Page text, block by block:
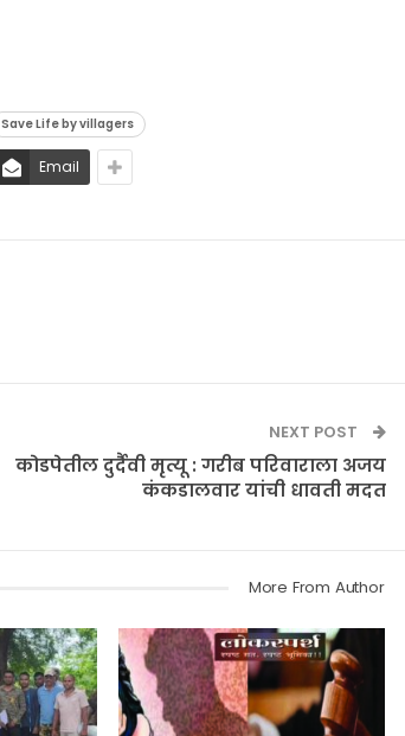
Save Life by villagers
Email
NEXT POST
कोडपेतील दुर्दैवी मृत्यू : गरीब परिवाराला अजय
कंकडालवार यांची धावती मदत
More From Author